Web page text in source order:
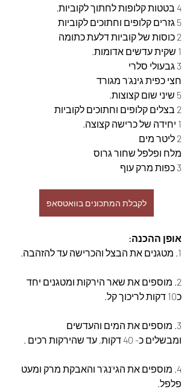
4 בטטות קלופות לחתוך לקוביות.
5 גזרים קלופים וחתוכים לקוביות
2 כוסות של קוביות דלעת כתומה
1 שקית עדשים אדומות.
3 גבעולי סלרי
חצי כפית גינג'ר מגורד
5 שיני שום קצוצות.
2 בצלים קלופים וחתוכים לקוביות
1 יחידה של כרישה קצוצה.
2 ליטר מים
מלח ופלפל שחור גרוס
3 כפות מרק עוף
לקבלת המתכונים בוואטסאפ
אופן ההכנה:
1. מטגנים את הבצל והכרישה עד להזהבה.
2. מוספים את שאר הירקות ומטגנים יחד
כ10 דקות לריכוך קל.
3. מוספים את המים והעדשים
ומבשלים כ- 40 דקות, עד שהירקות רכים .
4. מוספים את הגי'נג'ר והאבקת מרק ומעט
פלפל.